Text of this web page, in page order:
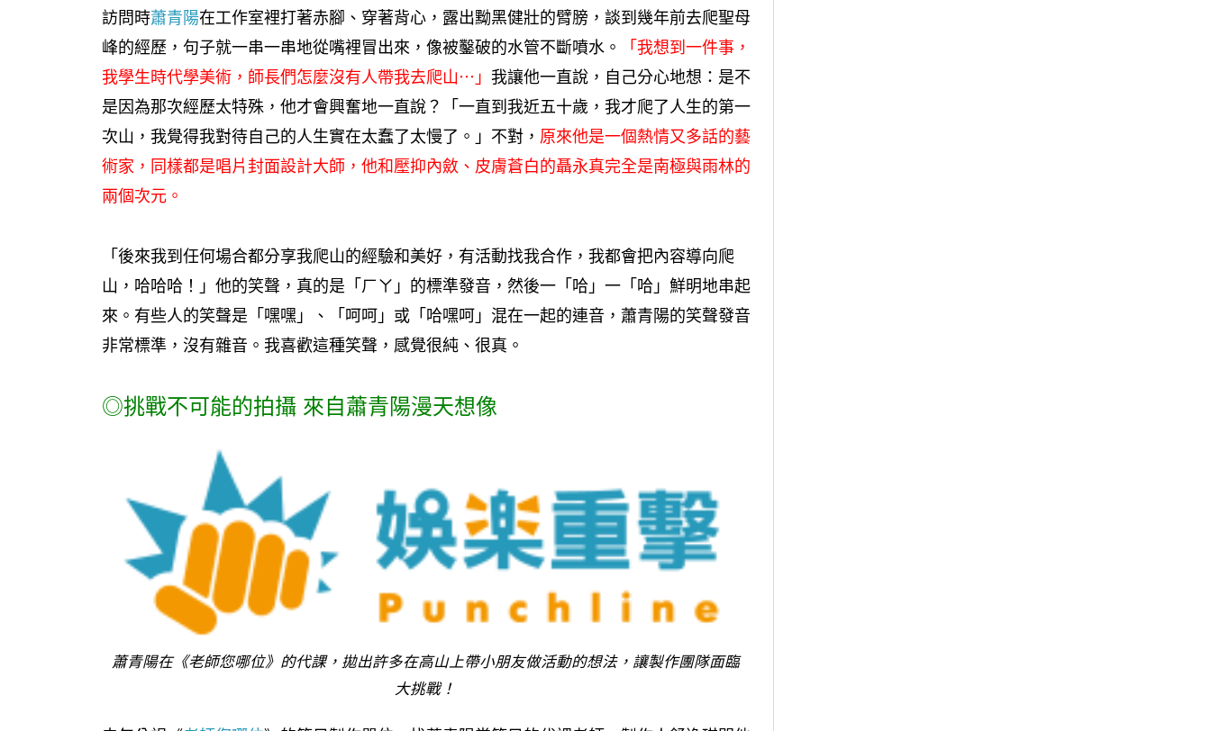
訪問時蕭青陽在工作室裡打著赤腳、穿著背心，露出黝黑健壯的臂膀，談到幾年前去爬聖母
峰的經歷，句子就一串一串地從嘴裡冒出來，像被鑿破的水管不斷噴水。
「我想到一件事，
我學生時代學美術，師長們怎麼沒有人帶我去爬山⋯」 我讓他一直說，自己分心地想：是不
是因為那次經歷太特殊，他才會興奮地一直說？「一直到我近五十歲，我才爬了人生的第一
次山，我覺得我對待自己的人生實在太蠢了太慢了。」不對， 原來他是一個熱情又多話的藝
術家，同樣都是唱片封面設計大師，他和壓抑內斂、皮膚蒼白的聶永真完全是南極與雨林的
兩個次元。
「後來我到任何場合都分享我爬山的經驗和美好，有活動找我合作，我都會把內容導向爬
山，哈哈哈！」他的笑聲，真的是「ㄏㄚ」的標準發音，然後一「哈」一「哈」鮮明地串起
來。有些人的笑聲是「嘿嘿」、「呵呵」或「哈嘿呵」混在一起的連音，蕭青陽的笑聲發音
非常標準，沒有雜音。我喜歡這種笑聲，感覺很純、很真。
◎挑戰不可能的拍攝 來自蕭青陽漫天想像
蕭青陽在《老師您哪位》的代課，拋出許多在高山上帶小朋友做活動的想法，讓製作團隊面臨
大挑戰！